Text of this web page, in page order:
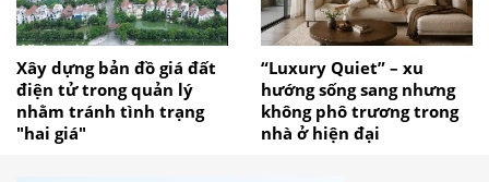
Xây dựng bản đồ giá đất
điện tử trong quản lý
nhằm tránh tình trạng
"hai giá"
“Luxury Quiet” – xu
hướng sống sang nhưng
không phô trương trong
nhà ở hiện đại